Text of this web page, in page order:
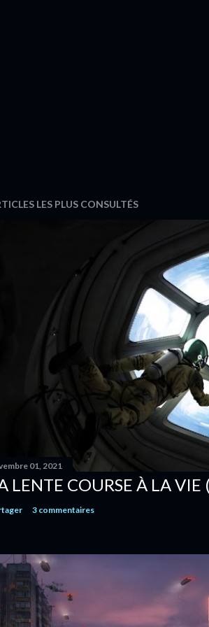
LES PLUS CONSULTÉS
01, 2021
LENTE COURSE À LA VIE
3 commentaires